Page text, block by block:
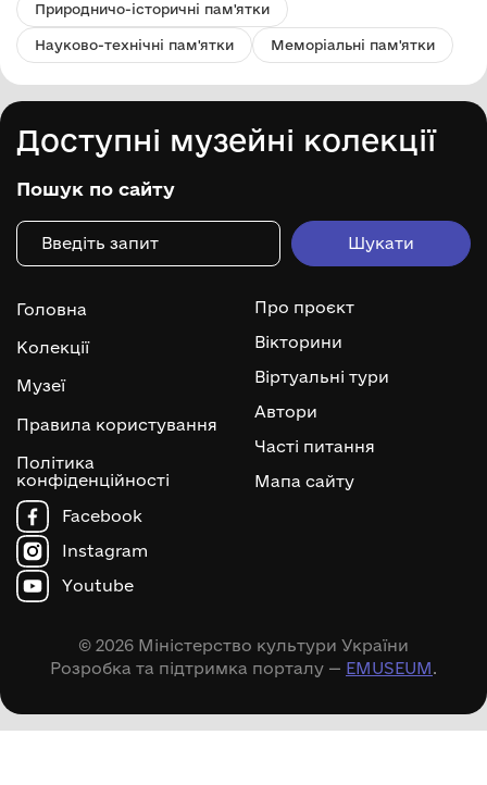
Природничо-історичні пам'ятки
Науково-технічні пам'ятки Меморіальні пам'ятки
Доступні музейні колекції
Пошук по сайту
Головна
Колекції
Музеї
Правила користування
Політика
конфіденційності
Про проєкт
Вікторини
Віртуальні тури
Автори
Часті питання
Мапа сайту
Facebook
Instagram
Youtube
© 2026 Міністерство культури України
Розробка та підтримка порталу — EMUSEUM .